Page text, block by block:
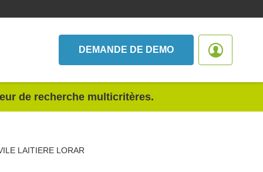
DEMANDE DE DEMO
de recherche multicritères.
LAITIERE LORAR